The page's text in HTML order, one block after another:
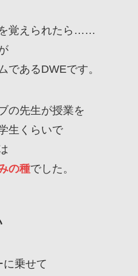
覚えられたら……
であるDWEです。
の先生が授業を
生くらいで
の種でした。
乗せて